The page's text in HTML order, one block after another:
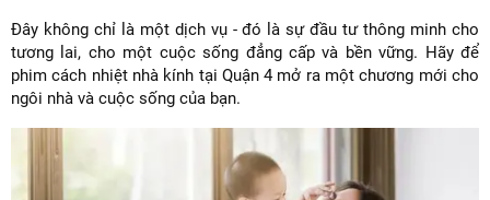
Đây không chỉ là một dịch vụ - đó là sự đầu tư thông minh cho
tương lai, cho một cuộc sống đẳng cấp và bền vững. Hãy để
phim cách nhiệt nhà kính tại Quận 4 mở ra một chương mới cho
ngôi nhà và cuộc sống của bạn.